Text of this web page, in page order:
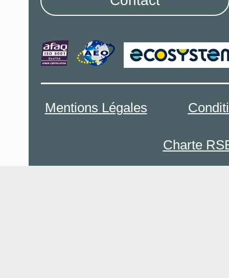
Mentions Légales
Charte